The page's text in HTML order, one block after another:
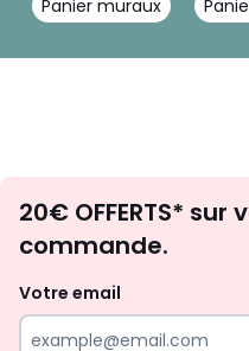
Panier muraux
20€ OFFERTS*
commande.
Votre email